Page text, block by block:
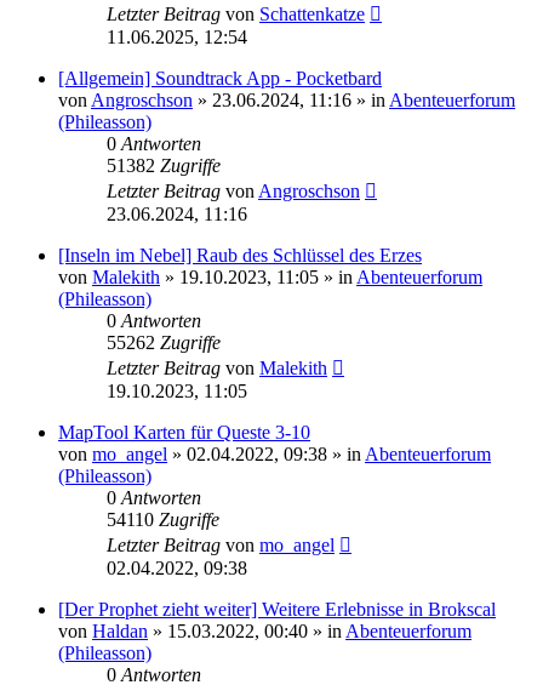
Letzter Beitrag von Schattenkatze
11.06.2025, 12:54
[Allgemein] Soundtrack App - Pocketbard
von Angroschson » 23.06.2024, 11:16 » in Abenteuerforum
(Phileasson)
0 Antworten
51382 Zugriffe
Letzter Beitrag von Angroschson
23.06.2024, 11:16
[Inseln im Nebel] Raub des Schlüssel des Erzes
von Malekith » 19.10.2023, 11:05 » in Abenteuerforum
(Phileasson)
0 Antworten
55262 Zugriffe
Letzter Beitrag von Malekith
19.10.2023, 11:05
MapTool Karten für Queste 3-10
von mo_angel » 02.04.2022, 09:38 » in Abenteuerforum
(Phileasson)
0 Antworten
54110 Zugriffe
Letzter Beitrag von mo_angel
02.04.2022, 09:38
[Der Prophet zieht weiter] Weitere Erlebnisse in Brokscal
von Haldan » 15.03.2022, 00:40 » in Abenteuerforum
(Phileasson)
0 Antworten